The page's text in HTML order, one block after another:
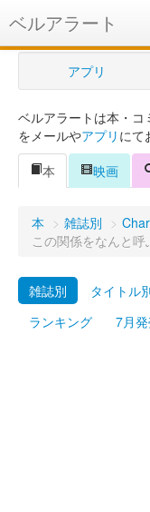
ベルアラート
ベルアラートとは
ヘルプ
新規登録
ログイン
購入管理
Myシェルフ
プレミアム
アプリ
ベルアラートは本・コ
をメールやアプリ にて
本
映画
本 > 雑誌別 >
この関係をなんと呼
雑誌別 タイトル
ランキング
7月